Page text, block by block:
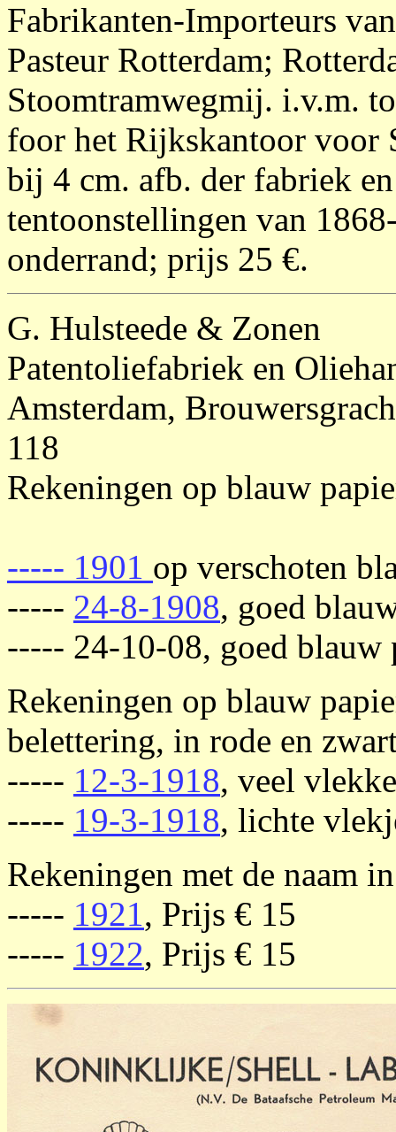
Fabrikanten-Importeurs
Pasteur Rotterdam;
Stoomtramwegmij. i.v.m.
foor het Rijkskantoor voor
bij 4 cm. afb. der fabriek
tentoonstellingen van
onderrand; prijs 25 €.
G. Hulsteede & Zonen
Patentoliefabriek en
Amsterdam,
118
Rekeningen op blauw
----- 1901 op verschoten
----- 24-8-1908, goed
----- 24-10-08, goed blauw
Rekeningen op blauw
belettering, in rode en
----- 12-3-1918, veel
----- 19-3-1918, lichte
Rekeningen met de naam
----- 1921, Prijs € 15
----- 1922, Prijs € 15